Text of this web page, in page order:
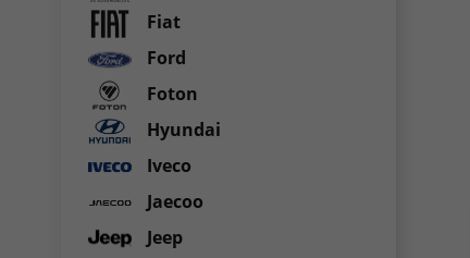
Fiat
Ford
Foton
Hyundai
Iveco
Jaecoo
Jeep